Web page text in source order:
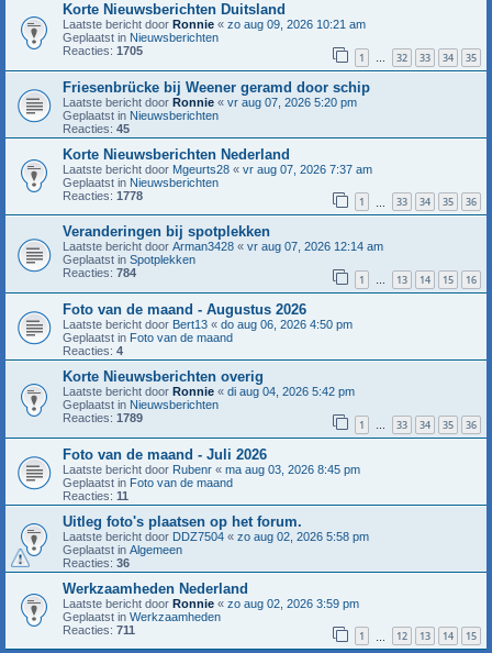
Korte Nieuwsberichten Duitsland
Laatste bericht door Ronnie « zo aug 09, 2026 10:21 am
Geplaatst in Nieuwsberichten
Reacties: 1705 1 … 32 33 34 35
Friesenbrücke bij Weener geramd door schip
Laatste bericht door Ronnie « vr aug 07, 2026 5:20 pm
Geplaatst in Nieuwsberichten
Reacties: 45
Korte Nieuwsberichten Nederland
Laatste bericht door Mgeurts28 « vr aug 07, 2026 7:37 am
Geplaatst in Nieuwsberichten
Reacties: 1778 1 33 34 35 36
Veranderingen bij spotplekken
Laatste bericht door Arman3428 « vr aug 07, 2026 12:14 am
Geplaatst in Spotplekken
Reacties: 784 1 … 13 14 15 16
Foto van de maand - Augustus 2026
Laatste bericht door Bert13 « do aug 06, 2026 4:50 pm
Geplaatst in Foto van de maand
Reacties: 4
Korte Nieuwsberichten overig
Laatste bericht door Ronnie « di aug 04, 2026 5:42 pm
Geplaatst in Nieuwsberichten
Reacties: 1789 1 … 33 34 35 36
Foto van de maand - Juli 2026
Laatste bericht door Rubenr « ma aug 03, 2026 8:45 pm
Geplaatst in Foto van de maand
Reacties: 11
Uitleg foto's plaatsen op het forum.
Laatste bericht door DDZ7504 « zo aug 02, 2026 5:58 pm
Geplaatst in Algemeen
Reacties: 36
Werkzaamheden Nederland
Laatste bericht door Ronnie « zo aug 02, 2026 3:59 pm
Geplaatst in Werkzaamheden
Reacties: 711 1 12 13 14 15